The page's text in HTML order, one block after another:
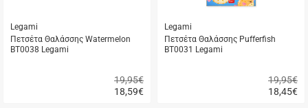
Legami
Πετσέτα Θαλάσσης Watermelon
BT0038 Legami
18,59€
19,95€
Legami
Πετσέτα Θαλάσσης Pufferfish
BT0031 Legami
18,45€
19,95€